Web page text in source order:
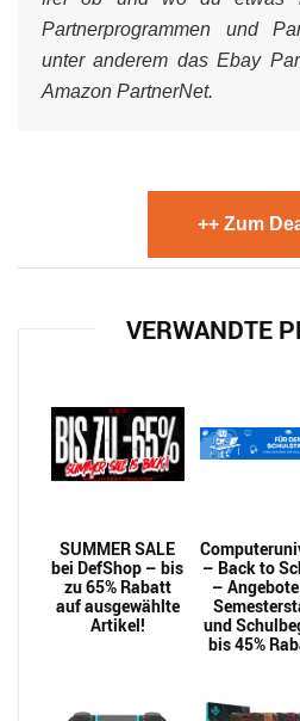
Partnerprogrammen und
unter anderem das Ebay
Amazon PartnerNet.
++ Zum
VERWANDTE
SUMMER SALE
bei DefShop – bis
zu 65% Rabatt
auf ausgewählte
Artikel!
– Back to
–
und
bis 45%